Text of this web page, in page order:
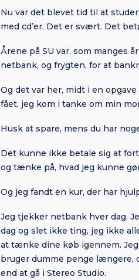
Nu var det blevet tid til at
med cd’er. Det er svært. Det
Årene på SU var, som manges
netbank, og frygten, for at
Og det var her, midt i en
fået, jeg kom i tanke om min
Husk at spare, mens du har
Det kunne ikke betale sig at
og tænke på, hvad jeg kunne
Og jeg fandt en kur, der har
Jeg tjekker netbank hver dag.
dag og slet ikke ting, jeg ikke
at tænke dine køb igennem.
bruger dumme penge længere,
end at gå i Stereo Studio.